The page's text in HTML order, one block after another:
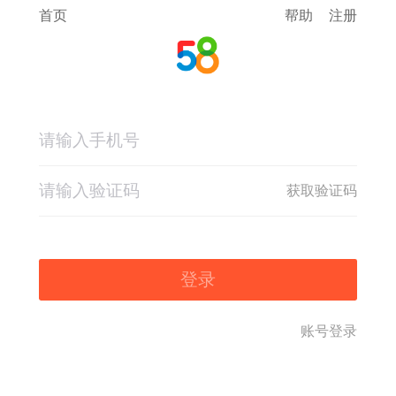
首页 帮助 注册
获取验证码
登录
账号登录